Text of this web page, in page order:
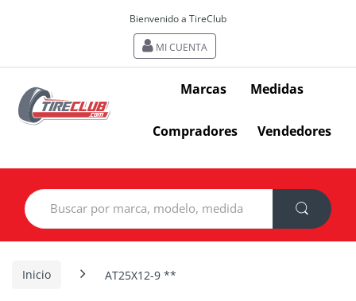
Bienvenido a TireClub
MI CUENTA
Marcas Medidas
Compradores Vendedores
Search
for:
Inicio AT25X12-9 **